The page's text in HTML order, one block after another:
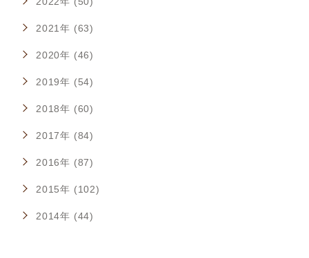
2021年 (63)
2020年 (46)
2019年 (54)
2018年 (60)
2017年 (84)
2016年 (87)
2015年 (102)
2014年 (44)